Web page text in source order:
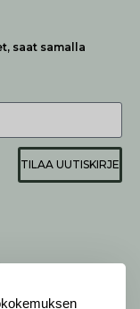
saat samalla
TILAA UUTISKIRJE